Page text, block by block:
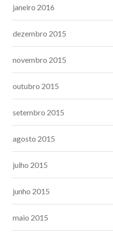
janeiro 2016
dezembro 2015
novembro 2015
outubro 2015
setembro 2015
agosto 2015
julho 2015
junho 2015
maio 2015